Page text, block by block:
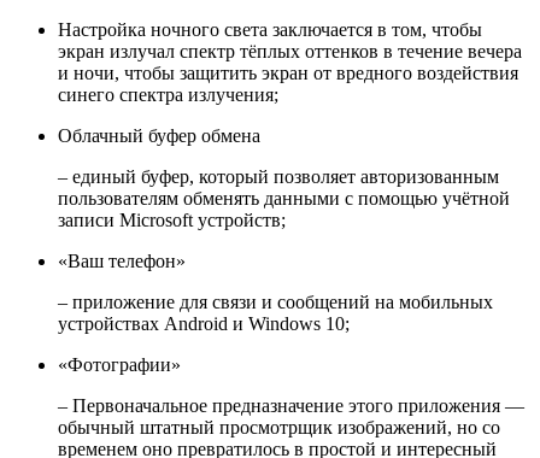
Настройка ночного света заключается в том, чтобы
экран излучал спектр тёплых оттенков в течение вечера
и ночи, чтобы защитить экран от вредного воздействия
синего спектра излучения;
Облачный буфер обмена
– единый буфер, который позволяет авторизованным
пользователям обменять данными с помощью учётной
записи Microsoft устройств;
«Ваш телефон»
– приложение для связи и сообщений на мобильных
устройствах Android и Windows 10;
«Фотографии»
– Первоначальное предназначение этого приложения —
обычный штатный просмотрщик изображений, но со
временем оно превратилось в простой и интересный